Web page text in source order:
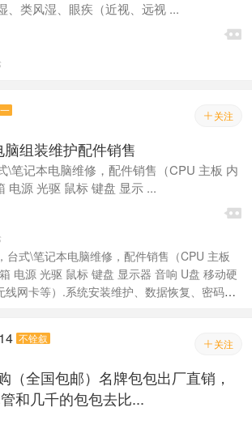
、类风湿、眼疾（近视、远视 ...

 关注
组装维护配件销售
\笔记本电脑维修，配件销售（CPU 主板 内
电源 光驱 鼠标 键盘 显示 ...

台式\笔记本电脑维修，配件销售（CPU 主板
电源 光驱 鼠标 键盘 显示器 音响 U盘 移动硬
线网卡等）.系统安装维护、数据恢复、密码破
商店在关内罗湖，有在电脑方面需要帮助的同
量、价格、服务绝对放心，第一次不来是你的
错（大不了一个电话沟通几句不就了解了）。
黄飞 QQ：763741676
 关注
不铨叙
（全国包邮）名牌包包出厂直销，
和几千的包包去比...